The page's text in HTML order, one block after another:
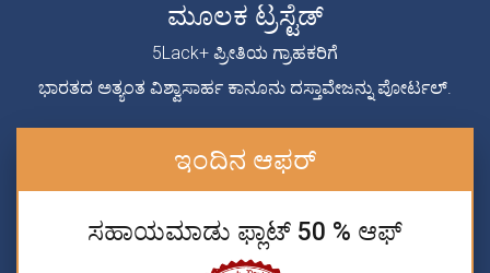
ಮೂಲಕ ಟ್ರಸ್ಟೆಡ್
5Lack+ ಪ್ರೀತಿಯ ಗ್ರಾಹಕರಿಗೆ
ಭಾರತದ ಅತ್ಯಂತ ವಿಶ್ವಾಸಾರ್ಹ ಕಾನೂನು ದಸ್ತಾವೇಜನ್ನು ಪೋರ್ಟಲ್.
ಇಂದಿನ ಆಫರ್
ಸಹಾಯಮಾಡು ಫ್ಲಾಟ್ 50 % ಆಫ್